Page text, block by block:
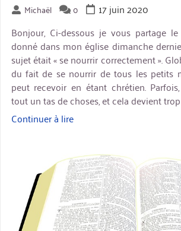
Michaël 0
17 juin 2020
Bonjour, Ci-dessous je vous partage le
donné dans mon église dimanche
sujet était « se nourrir correctement ».
du fait de se nourrir de tous les petits
peut recevoir en étant chrétien.
tout un tas de choses, et cela devient
Continuer à lire« Prédication
nourrir
correctement »